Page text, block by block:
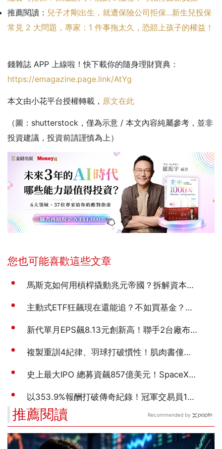
推薦閱讀： 兒子才剛出生，就遭保險公司拒保...新生兒投保
常見 2 大問題，專家：1 件事拖太久，恐賠上孩子的權益！
錢雜誌 APP 上線啦！快下載你的隨身理財寶典：
https://emagazine.page.link/AtYg
本文由小花平台授權轉載， 原文在此
（圖：shutterstock，僅為示意 / 本文內容純屬參考，並非
投資建議，投資前請謹慎為上）
推薦閱讀 Recommended by